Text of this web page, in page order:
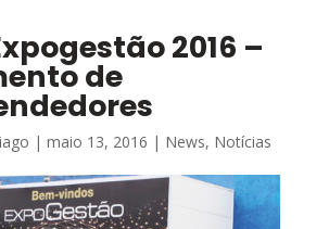
2016 –
de
| maio 13, 2016 | News, Notícias